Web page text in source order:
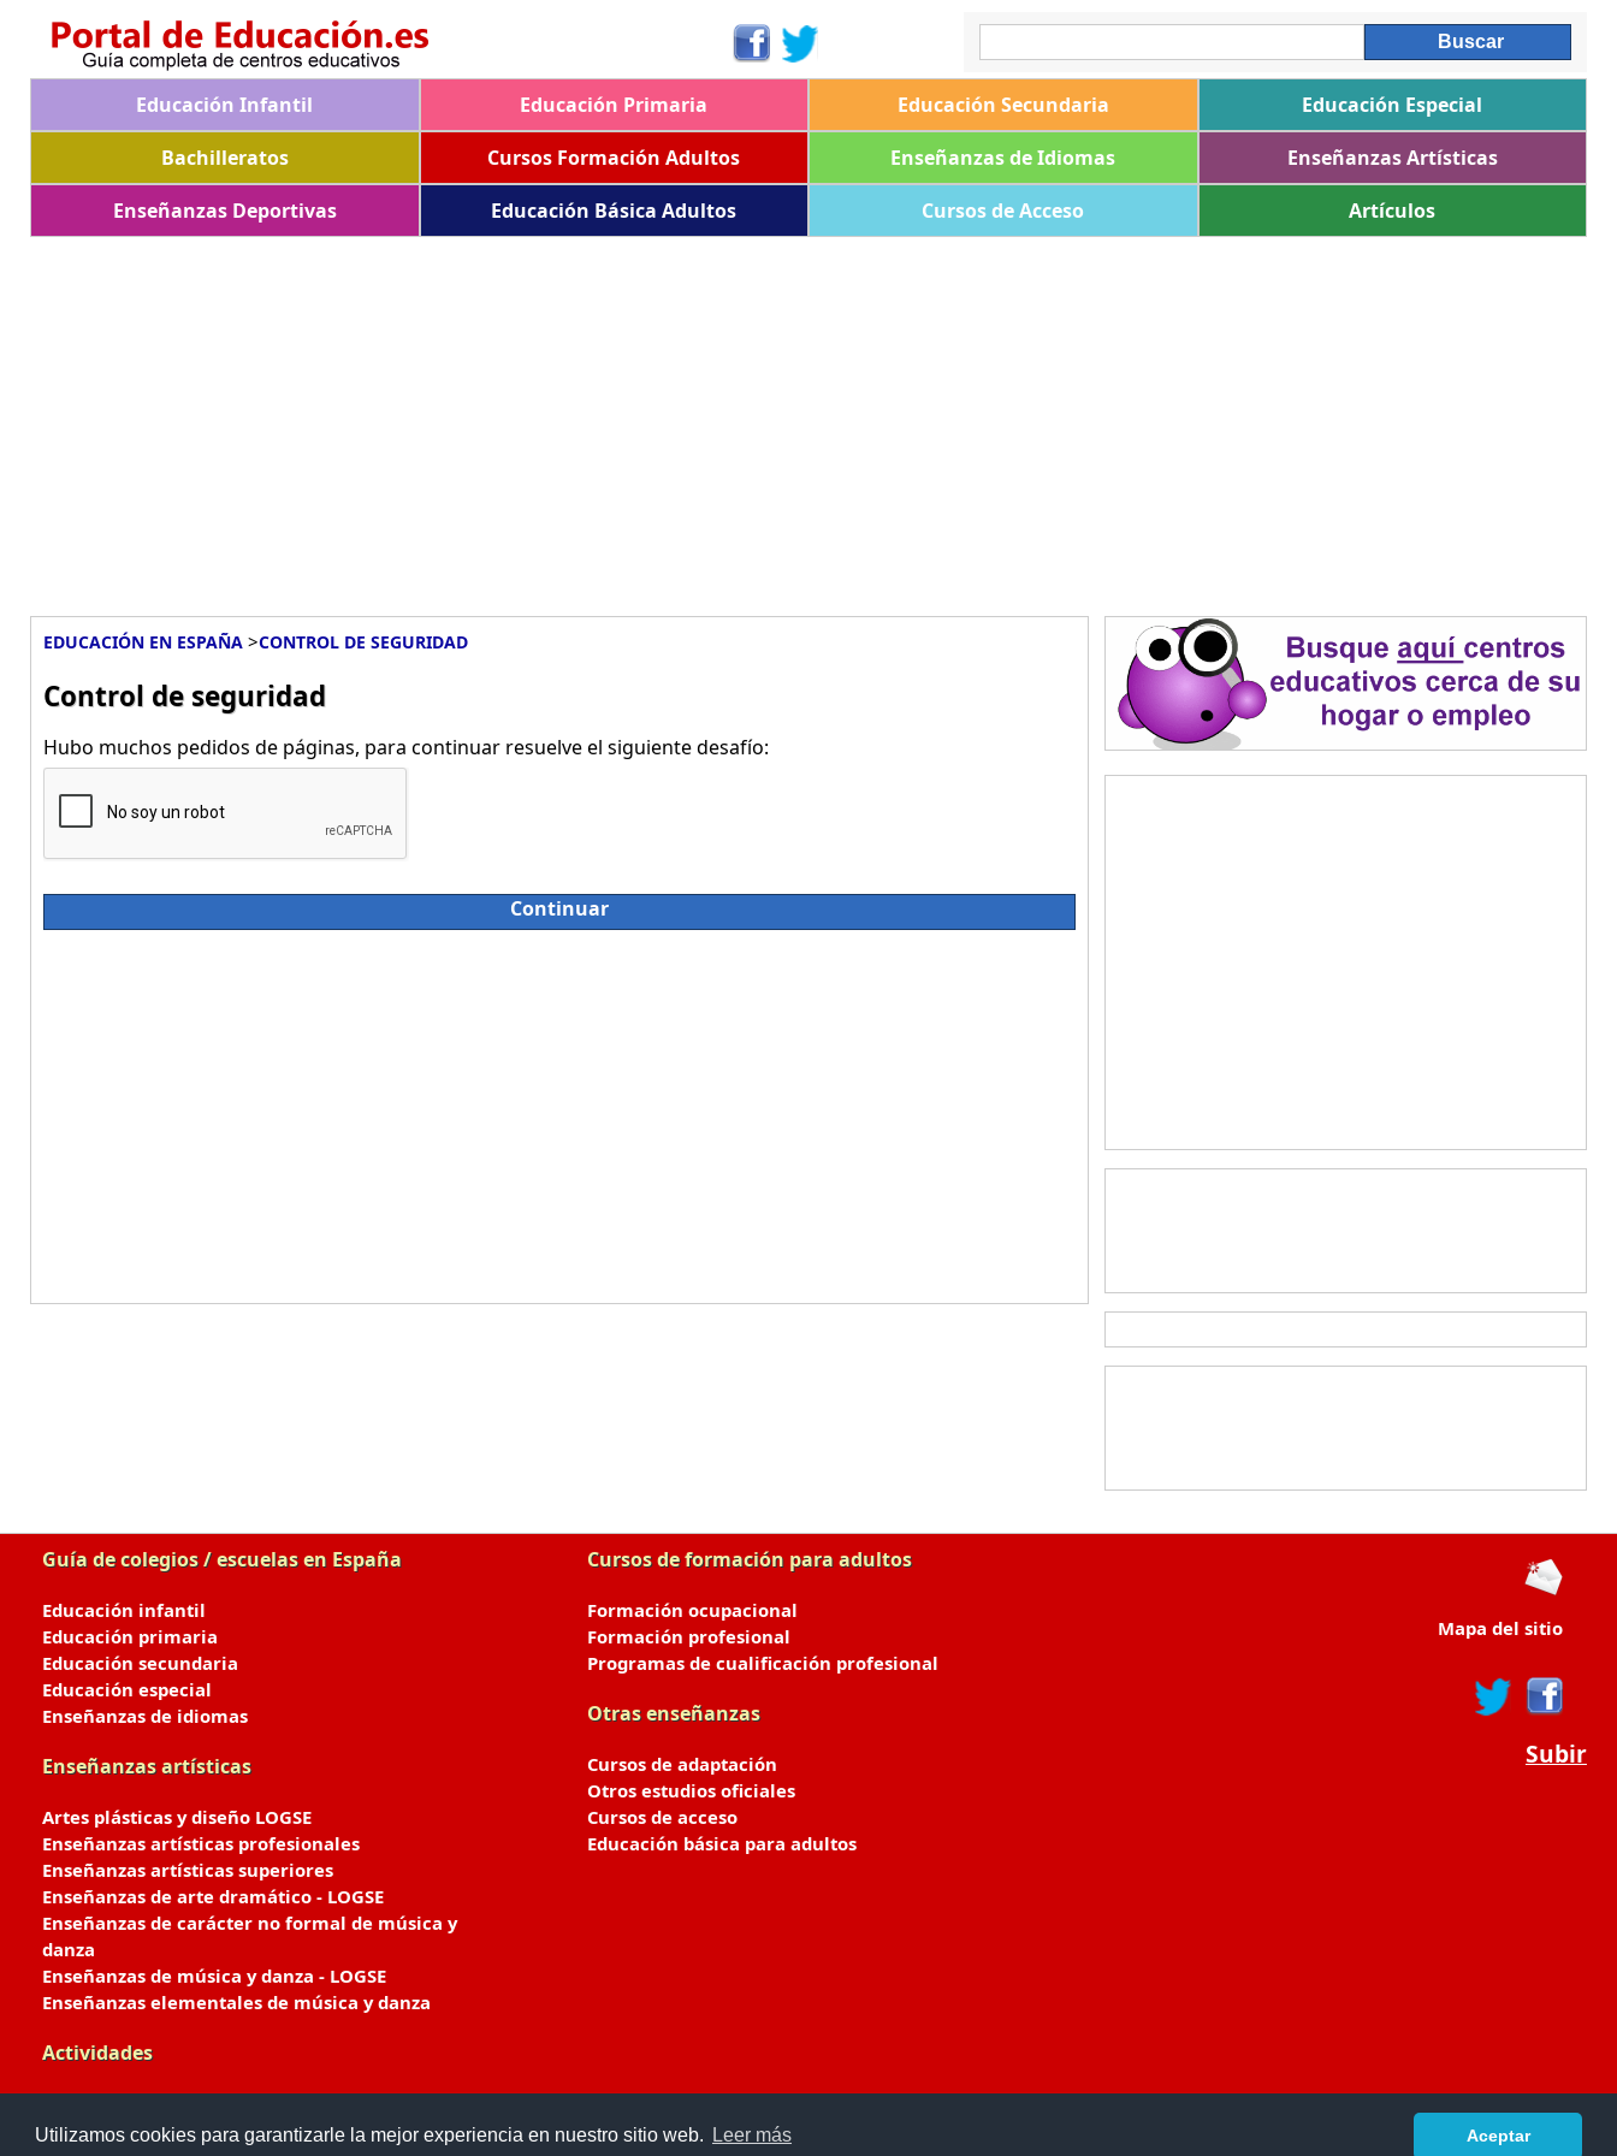
Utilizamos cookies para garantizarle la mejor experiencia en nuestro sitio web. Leer más Aceptar
Educación Infantil Educación Primaria Educación Secundaria
Educación Especial
Bachilleratos
Cursos Formación Adultos Enseñanzas de Idiomas
Enseñanzas Artísticas
Enseñanzas Deportivas
Educación Básica Adultos Cursos de Acceso Artículos
EDUCACIÓN EN ESPAÑA >CONTROL DE SEGURIDAD
Control de seguridad
Hubo muchos pedidos de páginas, para continuar resuelve el siguiente desafío:
Continuar
Guía de colegios / escuelas en España
Educación infantil
Educación primaria
Educación secundaria
Educación especial
Enseñanzas de idiomas
Enseñanzas artísticas
Artes plásticas y diseño LOGSE
Enseñanzas artísticas profesionales
Enseñanzas artísticas superiores
Enseñanzas de arte dramático - LOGSE
Enseñanzas de carácter no formal de música y
danza
Enseñanzas de música y danza - LOGSE
Enseñanzas elementales de música y danza
Actividades
Cursos de formación para adultos
Formación ocupacional
Formación profesional
Programas de cualificación profesional
Otras enseñanzas
Cursos de adaptación
Otros estudios oficiales
Cursos de acceso
Educación básica para adultos
Mapa del sitio
Subir